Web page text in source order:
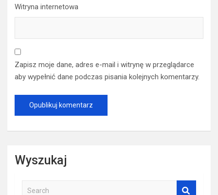
Witryna internetowa
Zapisz moje dane, adres e-mail i witrynę w przeglądarce
aby wypełnić dane podczas pisania kolejnych komentarzy.
Wyszukaj